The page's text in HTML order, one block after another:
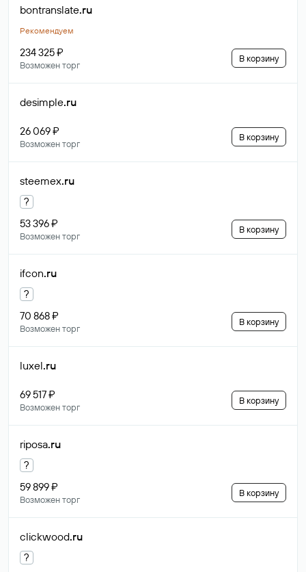
bontranslate.ru
Рекомендуем
234 325 ₽
Возможен торг
В корзину
desimple.ru
26 069 ₽
Возможен торг
В корзину
steemex.ru
?
53 396 ₽
Возможен торг
В корзину
ifcon.ru
?
70 868 ₽
Возможен торг
В корзину
luxel.ru
69 517 ₽
Возможен торг
В корзину
riposa.ru
?
59 899 ₽
Возможен торг
В корзину
clickwood.ru
?